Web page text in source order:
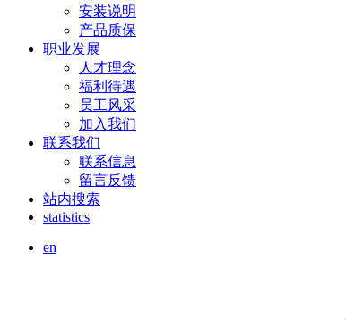
安装说明
产品质保
职业发展
人才理念
福利待遇
员工风采
加入我们
联系我们
联系信息
留言反馈
站内搜索
statistics
en